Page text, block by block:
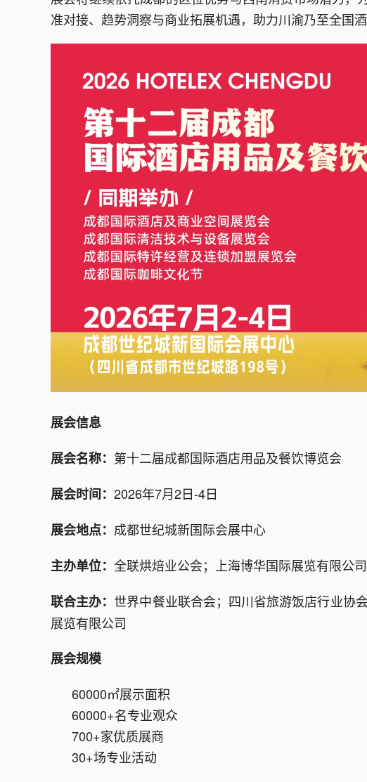
准对接、趋势洞察与商业拓展机遇，助力川渝乃至全国
展会信息
展会名称： 第十二届成都国际酒店用品及餐饮博览会
展会时间： 2026年7月2日-4日
展会地点： 成都世纪城新国际会展中心
主办单位： 全联烘焙业公会；上海博华国际展览有限公司
联合主办： 世界中餐业联合会；四川省旅游饭店行业协
展览有限公司
展会规模
60000㎡展示面积
60000+名专业观众
700+家优质展商
30+场专业活动